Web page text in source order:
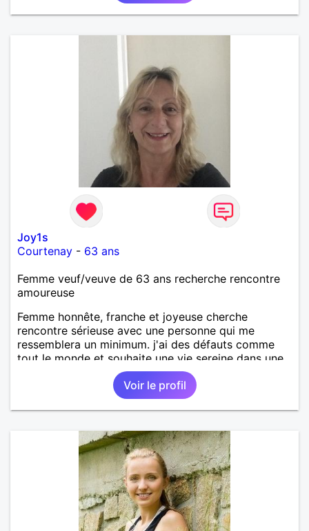
Joy1s
Courtenay - 63 ans
Femme veuf/veuve de 63 ans recherche rencontre
amoureuse
Femme honnête, franche et joyeuse cherche
rencontre sérieuse avec une personne qui me
ressemblera un minimum. j'ai des défauts comme
tout le monde et souhaite une vie sereine dans une
relation sur du long terme.
Voir le profil